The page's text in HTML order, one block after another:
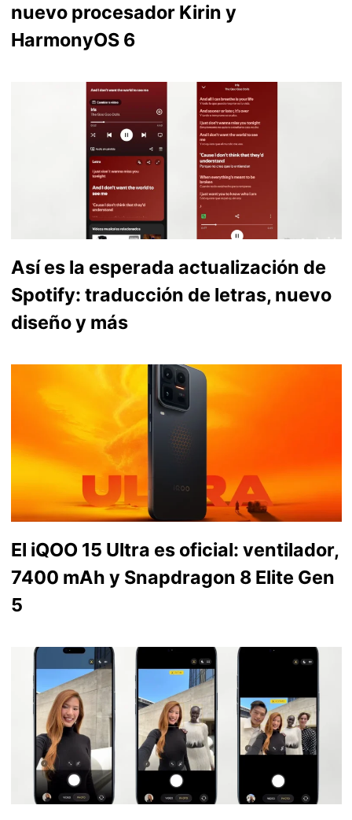
nuevo procesador Kirin y
HarmonyOS 6
Así es la esperada actualización de
Spotify: traducción de letras, nuevo
diseño y más
El iQOO 15 Ultra es oficial: ventilador,
7400 mAh y Snapdragon 8 Elite Gen
5